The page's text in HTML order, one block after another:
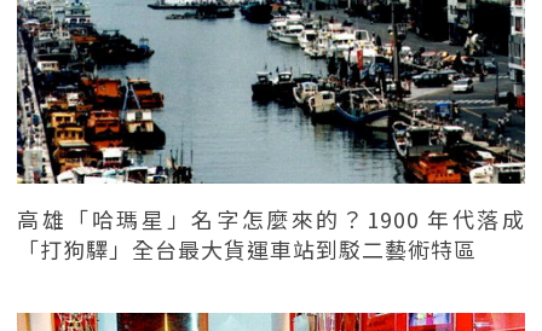
高雄「哈瑪星」名字怎麼來的？1900 年代落成
「打狗驛」全台最大貨運車站到駁二藝術特區